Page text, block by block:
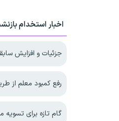
اخبار استخدام
جزئیات و افزایش
رفع کمبود معلم از
گام تازه برای تسویه